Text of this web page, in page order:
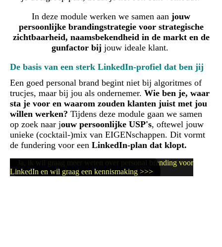
In deze module werken we samen aan jouw
persoonlijke brandingstrategie voor strategische
zichtbaarheid, naamsbekendheid in de markt en de
gunfactor bij jouw ideale klant.
De basis van een sterk LinkedIn-profiel dat ben jij
Een goed personal brand begint niet bij algoritmes of
trucjes, maar bij jou als ondernemer. Wie ben je, waar
sta je voor en waarom zouden klanten juist met jou
willen werken? Tijdens deze module gaan we samen
op zoek naar jouw persoonlijke USP's, oftewel jouw
unieke (cocktail-)mix van EIGENschappen. Dit vormt
de fundering voor een LinkedIn-plan dat klopt.
Ja, ik wil graag meer weten over personal branding voor
LinkedIn en wil graag een kennismaking >>>